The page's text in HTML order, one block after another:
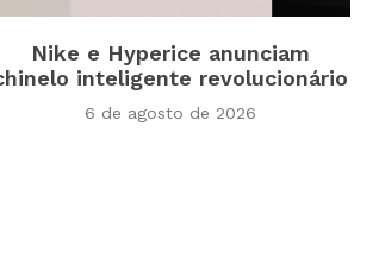
Nike e Hyperice anunciam
inteligente revolucionário
6 de agosto de 2026